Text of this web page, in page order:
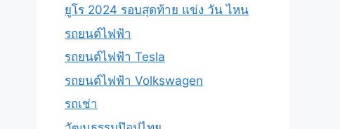
ยูโร 2024 รอบสุดท้าย แข่ง วัน ไหน
รถยนต์ไฟฟ้า
รถยนต์ไฟฟ้า Tesla
รถยนต์ไฟฟ้า Volkswagen
รถเช่า